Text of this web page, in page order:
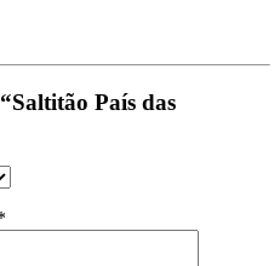
País das